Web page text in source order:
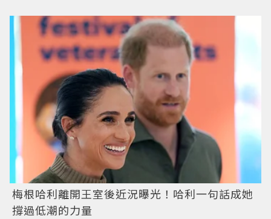
梅根哈利離開王室後近況曝光！哈利一句話成她
撐過低潮的力量